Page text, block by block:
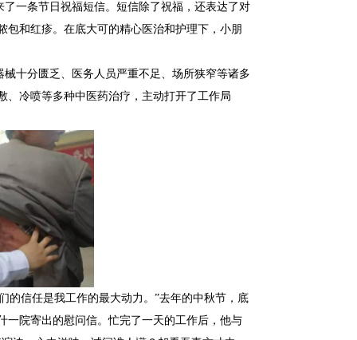
一条节日祝福短信。短信除了祝福，还表达了对
和红疹。在底大可的精心医治和护理下，小朋
十分匮乏、医务人员严重不足、场所狭窄等诸多
、冷喷等多种中医药治疗，主动打开了工作局
的信任是我工作的最大动力。”去年的中秋节，底
一院寄出的慰问信。忙完了一天的工作后，他与